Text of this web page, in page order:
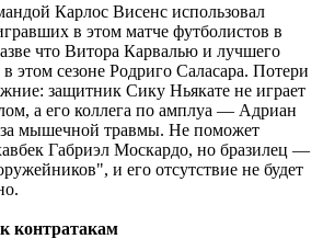
Карлос Висенс использовал
в этом матче футболистов в
что Витора Карвалью и лучшего
этом сезоне Родриго Саласара. Потери
защитник Сику Ньякате не играет
а его коллега по амплуа ― Адриан
мышечной травмы. Не поможет
Габриэл Москардо, но бразилец ―
и его отсутствие не будет
контратакам